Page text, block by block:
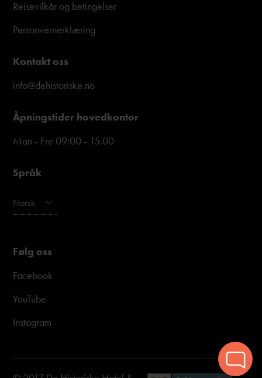
Reisevilkår og betingelser
Personvernerklæring
Kontakt oss
info@dehistoriske.no
Åpningstider hovedkontor
Man - Fre 09:00 - 15:00
Språk
Norsk
Følg oss
Facebook
YouTube
Instagram